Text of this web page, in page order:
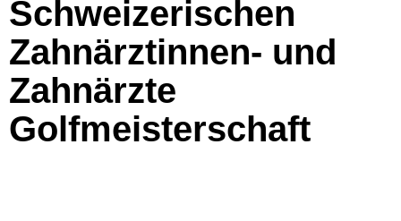
Schweizerischen
Zahnärztinnen- und
Zahnärzte
Golfmeisterschaft